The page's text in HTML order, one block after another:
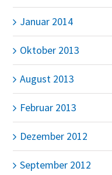
Januar 2014
Oktober 2013
August 2013
Februar 2013
Dezember 2012
September 2012